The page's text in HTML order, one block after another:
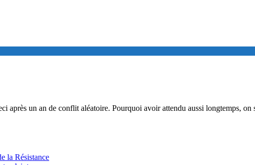
un an de conflit aléatoire. Pourquoi avoir attendu aussi longtemps, on
la Résistance